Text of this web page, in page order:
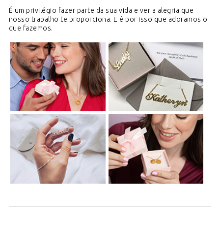
É um privilégio fazer parte da sua vida e ver a alegria que
nosso trabalho te proporciona. E é por isso que adoramos o
que fazemos.